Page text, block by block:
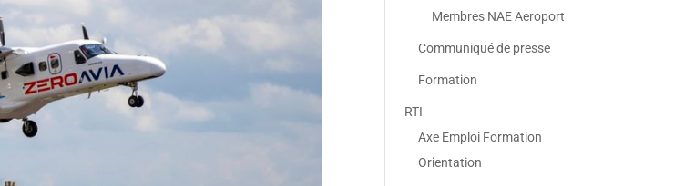
Membres NAE Aeroport
Communiqué de presse
Formation
RTI
Axe Emploi Formation
Orientation